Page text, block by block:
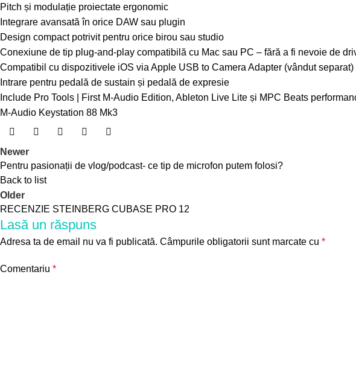
Pitch și modulație proiectate ergonomic
Integrare avansată în orice DAW sau plugin
Design compact potrivit pentru orice birou sau studio
Conexiune de tip plug-and-play compatibilă cu Mac sau PC – fără a fi nevoie de
Compatibil cu dispozitivele iOS via Apple USB to Camera Adapter (vândut separat)
Intrare pentru pedală de sustain și pedală de expresie
Include Pro Tools | First M-Audio Edition, Ableton Live Lite și MPC Beats
M-Audio Keystation 88 Mk3
Newer
Pentru pasionații de vlog/podcast- ce tip de microfon putem folosi?
Back to list
Older
RECENZIE STEINBERG CUBASE PRO 12
Lasă un răspuns
Adresa ta de email nu va fi publicată. Câmpurile obligatorii sunt marcate cu *
Comentariu *